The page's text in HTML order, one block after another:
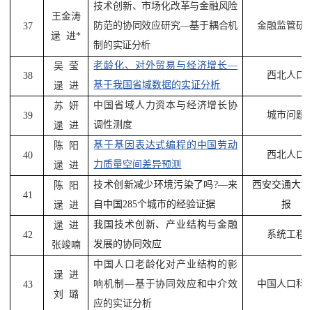
37
王金涛
逯
进*
技术创新、市场化改革与金融风险
防范的协同效应研究—基于耦合机
制的实证分析
金融监管研
38
吴
莹
逯 进
老龄化、对外贸易与经济增长—
基于我国省域数据的实证分析
西北人口
39
苏 妍
逯 进
中国省域人力资本与经济增长协
调性测度
城市问题
40
陈
阳
逯 进
基于基因表达式编程的中国劳动
力质量空间差异预测
西北人口
41
陈
阳
逯 进
技术创新减少环境污染了吗?—来
自中国285个城市的经验证据
西安交通大
报
42
逯 进
张竣喃
我国技术创新、产业结构与金融
发展的协同效应
系统工程
43
逯 进
刘
璐
中国人口老龄化对产业结构的影
响机制 —基于协同效应和中介效
应的实证分析
中国人口科